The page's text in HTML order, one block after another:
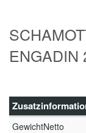
ENGADIN
GewichtNetto